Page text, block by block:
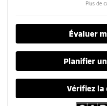
Plus de
Évaluer
Planifier
Vérifiez